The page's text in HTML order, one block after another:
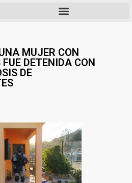
MUJER CON
DETENIDA CON
DE